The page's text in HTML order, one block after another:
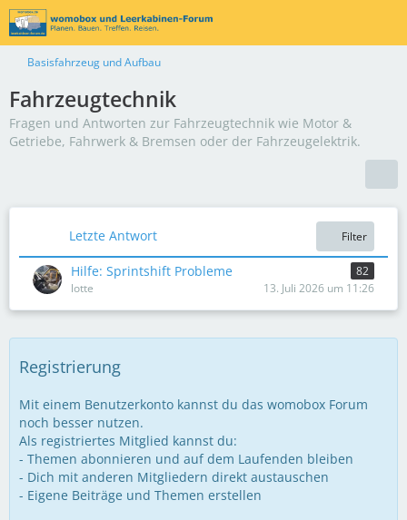
Basisfahrzeug und Aufbau
Fahrzeugtechnik
Fragen und Antworten zur Fahrzeugtechnik wie Motor &
Getriebe, Fahrwerk & Bremsen oder der Fahrzeugelektrik.
Letzte Antwort Filter
Hilfe: Sprintshift Probleme
82
lotte
13. Juli 2026 um 11:26
Registrierung
Mit einem Benutzerkonto kannst du das womobox Forum
noch besser nutzen.
Als registriertes Mitglied kannst du:
- Themen abonnieren und auf dem Laufenden bleiben
- Dich mit anderen Mitgliedern direkt austauschen
- Eigene Beiträge und Themen erstellen